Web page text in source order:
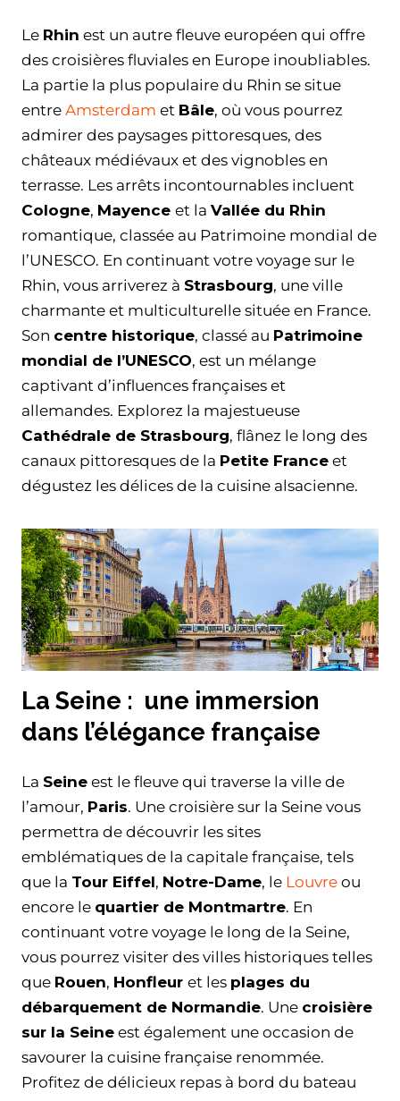
Le Rhin est un autre fleuve européen qui offre
des croisières fluviales en Europe inoubliables.
La partie la plus populaire du Rhin se situe
entre Amsterdam et Bâle, où vous pourrez
admirer des paysages pittoresques, des
châteaux médiévaux et des vignobles en
terrasse. Les arrêts incontournables incluent
Cologne, Mayence et la Vallée du Rhin
romantique, classée au Patrimoine mondial de
l’UNESCO. En continuant votre voyage sur le
Rhin, vous arriverez à Strasbourg, une ville
charmante et multiculturelle située en France.
Son centre historique, classé au Patrimoine
mondial de l’UNESCO, est un mélange
captivant d’influences françaises et
allemandes. Explorez la majestueuse
Cathédrale de Strasbourg, flânez le long des
canaux pittoresques de la Petite France et
dégustez les délices de la cuisine alsacienne.
La Seine : une immersion
dans l’élégance française
La Seine est le fleuve qui traverse la ville de
l’amour, Paris. Une croisière sur la Seine vous
permettra de découvrir les sites
emblématiques de la capitale française, tels
que la Tour Eiffel, Notre-Dame, le Louvre ou
encore le quartier de Montmartre. En
continuant votre voyage le long de la Seine,
vous pourrez visiter des villes historiques telles
que Rouen, Honfleur et les plages du
débarquement de Normandie. Une croisière
sur la Seine est également une occasion de
savourer la cuisine française renommée.
Profitez de délicieux repas à bord du bateau